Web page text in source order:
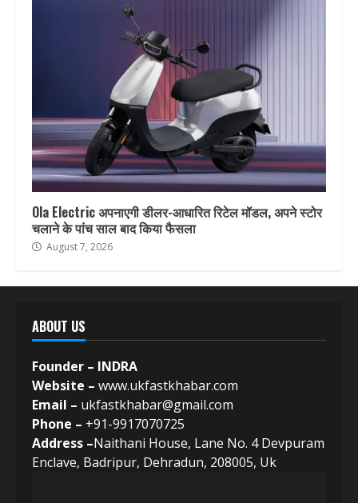
Ola Electric अपनाएगी डीलर-आधारित रिटेल मॉडल, अपने स्टोर
चलाने के पांच साल बाद किया फैसला
August 7, 2026
ABOUT US
Founder – INDRA
Website – www.ukfastkhabar.com
Email – ukfastkhabar@gmail.com
Phone – +91-9917070725
Address –Naithani House, Lane No. 4 Devpuram
Enclave, Badripur, Dehradun, 208005, Uk